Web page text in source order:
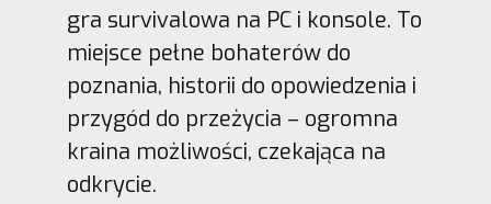
gra survivalowa na PC i konsole. To
miejsce pełne bohaterów do
poznania, historii do opowiedzenia i
przygód do przeżycia – ogromna
kraina możliwości, czekająca na
odkrycie.